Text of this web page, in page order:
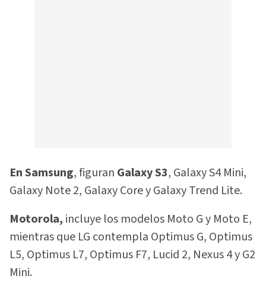
En Samsung, figuran Galaxy S3, Galaxy S4 Mini,
Galaxy Note 2, Galaxy Core y Galaxy Trend Lite.
Motorola, incluye los modelos Moto G y Moto E,
mientras que LG contempla Optimus G, Optimus
L5, Optimus L7, Optimus F7, Lucid 2, Nexus 4 y G2
Mini.